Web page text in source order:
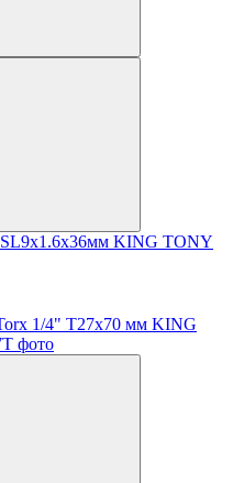
SL9х1.6х36мм KING TONY